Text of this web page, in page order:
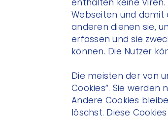
enthalten keine
Webseiten und damit
anderen dienen sie,
erfassen und sie
können. Die Nutzer
Die meisten der von
Cookies“. Sie werden
Andere Cookies
löschst. Diese